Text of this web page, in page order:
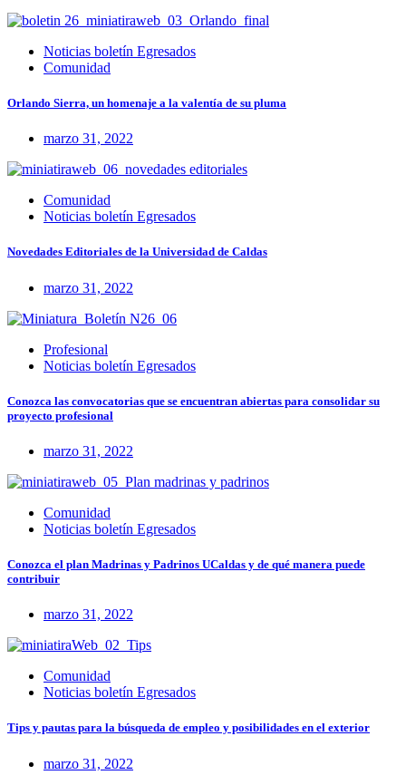
Noticias boletín Egresados
Comunidad
Orlando Sierra, un homenaje a la valentía de su pluma
marzo 31, 2022
Comunidad
Noticias boletín Egresados
Novedades Editoriales de la Universidad de Caldas
marzo 31, 2022
Profesional
Noticias boletín Egresados
Conozca las convocatorias que se encuentran abiertas para consolidar su
proyecto profesional
marzo 31, 2022
Comunidad
Noticias boletín Egresados
Conozca el plan Madrinas y Padrinos UCaldas y de qué manera puede
contribuir
marzo 31, 2022
Comunidad
Noticias boletín Egresados
Tips y pautas para la búsqueda de empleo y posibilidades en el exterior
marzo 31, 2022